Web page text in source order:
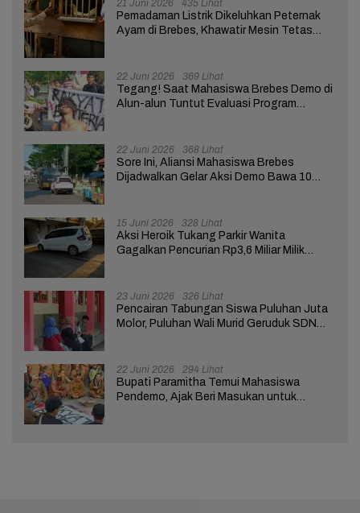
21 Juni 2026 435 Lihat
Pemadaman Listrik Dikeluhkan Peternak
Ayam di Brebes, Khawatir Mesin Tetas
22 Juni 2026 369 Lihat
Tegang! Saat Mahasiswa Brebes Demo di
Alun-alun Tuntut Evaluasi Program
22 Juni 2026 368 Lihat
Sore Ini, Aliansi Mahasiswa Brebes
Dijadwalkan Gelar Aksi Demo Bawa 10
15 Juni 2026 328 Lihat
Aksi Heroik Tukang Parkir Wanita
Gagalkan Pencurian Rp3,6 Miliar Milik
23 Juni 2026 326 Lihat
Pencairan Tabungan Siswa Puluhan Juta
Molor, Puluhan Wali Murid Geruduk SDN
22 Juni 2026 294 Lihat
Bupati Paramitha Temui Mahasiswa
Pendemo, Ajak Beri Masukan untuk